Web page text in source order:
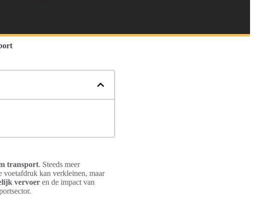
transport. Steeds meer
voetafdruk kan verkleinen, maar
vervoer en de impact van